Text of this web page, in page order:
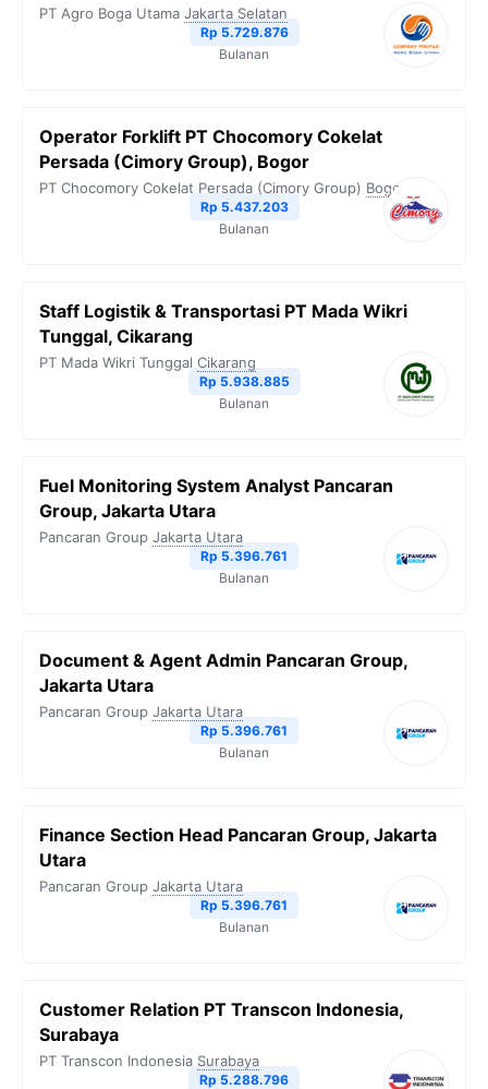
PT Agro Boga Utama Jakarta Selatan
Rp 5.729.876
Bulanan
Operator Forklift PT Chocomory Cokelat
Persada (Cimory Group), Bogor
PT Chocomory Cokelat Persada (Cimory Group) Bogor
Rp 5.437.203
Bulanan
Staff Logistik & Transportasi PT Mada Wikri
Tunggal, Cikarang
PT Mada Wikri Tunggal Cikarang
Rp 5.938.885
Bulanan
Fuel Monitoring System Analyst Pancaran
Group, Jakarta Utara
Pancaran Group Jakarta Utara
Rp 5.396.761
Bulanan
Document & Agent Admin Pancaran Group,
Jakarta Utara
Pancaran Group Jakarta Utara
Rp 5.396.761
Bulanan
Finance Section Head Pancaran Group, Jakarta
Utara
Pancaran Group Jakarta Utara
Rp 5.396.761
Bulanan
Customer Relation PT Transcon Indonesia,
Surabaya
PT Transcon Indonesia Surabaya
Rp 5.288.796